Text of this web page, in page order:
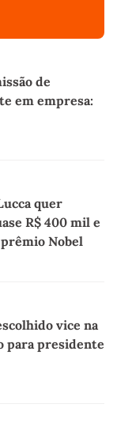
de
em empresa:
quer
R$ 400 mil e
Nobel
vice na
para presidente